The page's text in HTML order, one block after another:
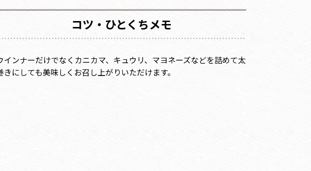
コツ・ひとくちメモ
インナーだけでなくカニカマ、キュウリ、マヨネーズなどを詰めて太
きにしても美味しくお召し上がりいただけます。